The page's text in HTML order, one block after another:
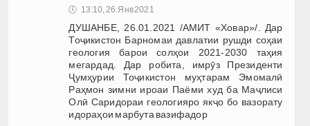
🕔 13:10, 26.Янв 2021
ДУШАНБЕ, 26.01.2021 /АМИТ «Ховар»/. Дар
Тоҷикистон Барномаи давлатии рушди соҳаи
геология барои солҳои 2021-2030 таҳия
мегардад. Дар робита, имрӯз Президенти
Ҷумҳурии Тоҷикистон муҳтарам Эмомалӣ
Раҳмон зимни ироаи Паёми худ ба Маҷлиси
Олӣ Саридораи геологияро якҷо бо вазорату
идораҳои марбута вазифадор